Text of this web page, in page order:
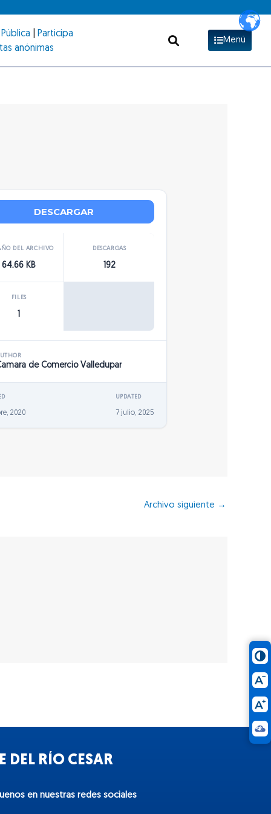
Participa
anónimas
Menú
DESCARGAR
DEL ARCHIVO
64.66 KB
DESCARGAS
192
FILES
1
de Comercio Valledupar
2020
UPDATED
7 julio, 2025
Archivo siguiente →
DEL RÍO CESAR
en nuestras redes sociales